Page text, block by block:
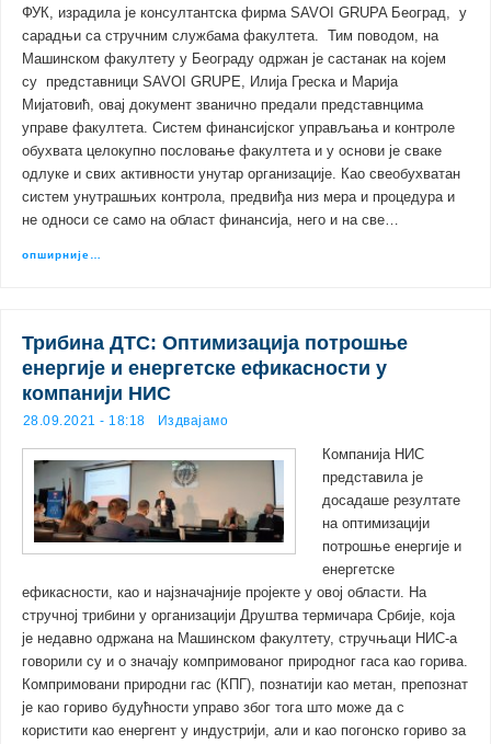
ФУК, израдила је консултантска фирма SAVOI GRUPA Београд, у
сарадњи са стручним службама факултета. Тим поводом, на
Машинском факултету у Београду одржан је састанак на којем
су представници SAVOI GRUPЕ, Илија Греска и Марија
Мијатовић, овај документ званично предали представнцима
управе факултета. Систем финансијског управљања и контроле
обухвата целокупно пословање факултета и у основи је сваке
одлуке и свих активности унутар организације. Као свеобухватан
систем унутрашњих контрола, предвиђа низ мера и процедура и
не односи се само на област финансија, него и на све…
опширније…
Трибина ДТС: Оптимизација потрошње
енергије и енергетске ефикасности у
компанији НИС
28.09.2021 - 18:18 Издвајамо
Компанија НИС
представила је
досадаше резултате
на оптимизацији
потрошње енергије и
енергетске
ефикасности, као и најзначајније пројекте у овој области. На
стручној трибини у организацији Друштва термичара Србије, која
је недавно одржана на Машинском факултету, стручњаци НИС-а
говорили су и о значају компримованог природног гаса као горива.
Компримовани природни гас (КПГ), познатији као метан, препознат
je као гориво будућности управо због тога што може да с
користити као енергент у индустрији, али и као погонско гориво за